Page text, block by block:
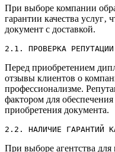
При выборе компании
гарантии качества
документ с доставкой.​
2.​1.​ ПРОВЕРКА РЕПУТАЦИИ
Перед приобретением
отзывы клиентов о
профессионализме.​
фактором для
приобретения документа.​
2.2.​ НАЛИЧИЕ ГАРАНТИЙ
При выборе агентства